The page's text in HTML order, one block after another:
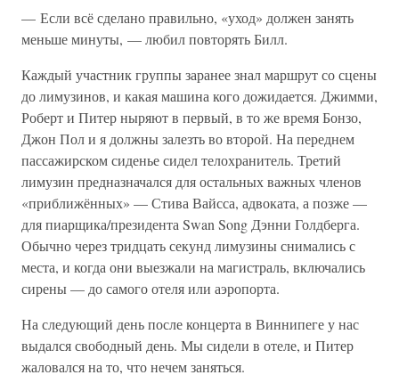
— Если всё сделано правильно, «уход» должен занять
меньше минуты, — любил повторять Билл.
Каждый участник группы заранее знал маршрут со сцены
до лимузинов, и какая машина кого дожидается. Джимми,
Роберт и Питер ныряют в первый, в то же время Бонзо,
Джон Пол и я должны залезть во второй. На переднем
пассажирском сиденье сидел телохранитель. Третий
лимузин предназначался для остальных важных членов
«приближённых» — Стива Вайсса, адвоката, а позже —
для пиарщика/президента Swan Song Дэнни Голдберга.
Обычно через тридцать секунд лимузины снимались с
места, и когда они выезжали на магистраль, включались
сирены — до самого отеля или аэропорта.
На следующий день после концерта в Виннипеге у нас
выдался свободный день. Мы сидели в отеле, и Питер
жаловался на то, что нечем заняться.